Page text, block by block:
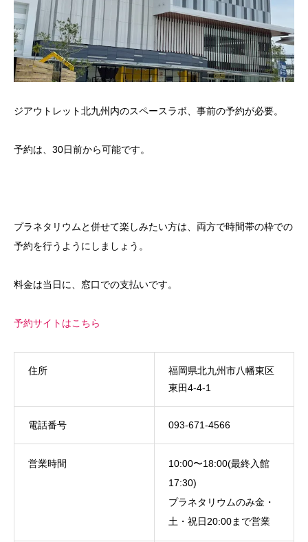
ジアウトレット北九州内のスペースラボ、事前の予約が必要。
予約は、30日前から可能です。
プラネタリウムと併せて楽しみたい方は、両方で時間帯の枠での
予約を行うようにしましょう。
料金は当日に、窓口での支払いです。
予約サイトはこちら
住所
福岡県北九州市八幡東区
東田4-4-1
電話番号 093-671-4566
営業時間
10:00〜18:00(最終入館
17:30)
プラネタリウムのみ金・
土・祝日20:00まで営業